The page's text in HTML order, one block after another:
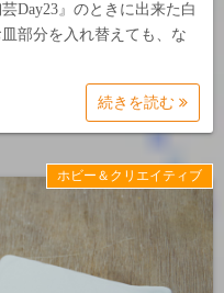
Day23』のときに出来た白
部分を入れ替えても、な
続きを読む
ホビー＆クリエイティブ